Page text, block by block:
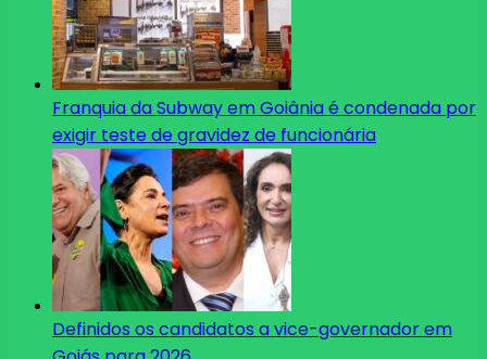
Franquia da Subway em Goiânia é condenada por
exigir teste de gravidez de funcionária
Definidos os candidatos a vice-governador em